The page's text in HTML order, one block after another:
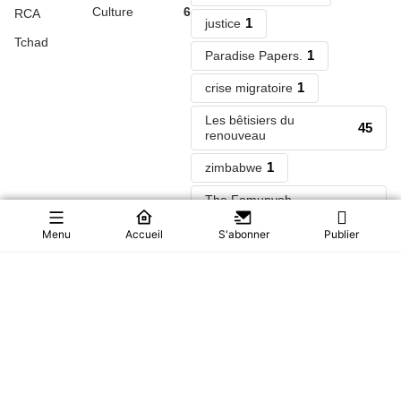
RCA
Tchad
Culture
6
justice 1
Paradise Papers. 1
crise migratoire 1
Les bêtisiers du
renouveau
45
zimbabwe 1
The Fomunyoh
Foundation (TFF) NEWS
Menu Accueil S'abonner Publier